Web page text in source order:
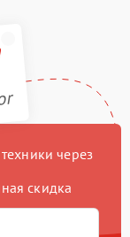
через
скидка